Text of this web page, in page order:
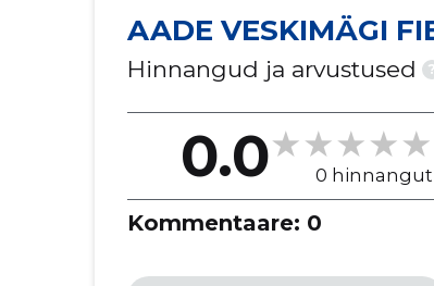
AADE VESKIMÄGI
Hinnangud ja arvustused ?
0.0 0 hinnangut
Kommentaare: 0